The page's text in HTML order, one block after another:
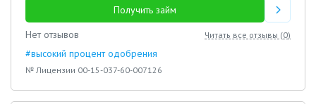
Получить займ
Нет отзывов
Читать все отзывы (0)
#высокий процент одобрения
№ Лицензии 00-15-037-60-007126